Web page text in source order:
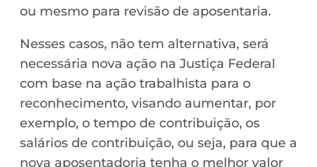
ou mesmo para revisão de aposentaria.
Nesses casos, não tem alternativa, será
necessária nova ação na Justiça Federal
com base na ação trabalhista para o
reconhecimento, visando aumentar, por
exemplo, o tempo de contribuição, os
salários de contribuição, ou seja, para que a
nova aposentadoria tenha o melhor valor